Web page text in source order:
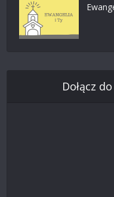
Dołącz